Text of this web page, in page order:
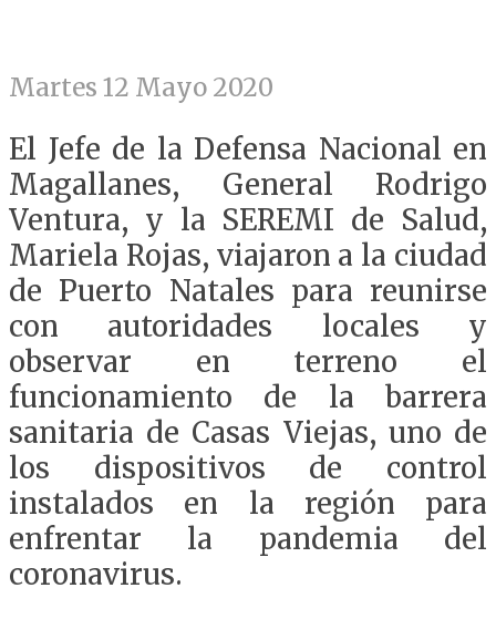
Martes 12 Mayo 2020
El Jefe de la Defensa Nacional en
Magallanes, General Rodrigo
Ventura, y la SEREMI de Salud,
Mariela Rojas, viajaron a la ciudad
de Puerto Natales para reunirse
con autoridades locales y
observar en terreno el
funcionamiento de la barrera
sanitaria de Casas Viejas, uno de
los dispositivos de control
instalados en la región para
enfrentar la pandemia del
coronavirus.